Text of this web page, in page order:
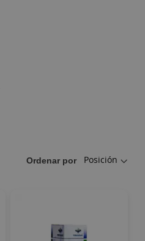
Ordenar por